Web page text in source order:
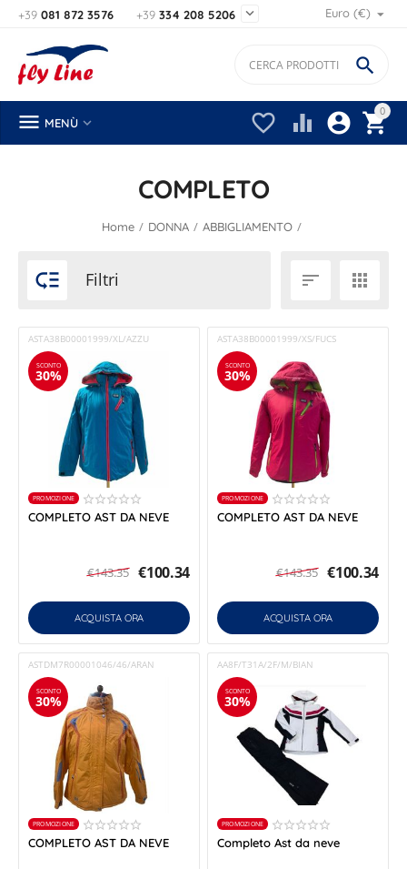
Euro (€)
+39 334 208 5206
+39 081 872 3576 
0


 

 MENÙ 
COMPLETO
Home / DONNA / ABBIGLIAMENTO /
 Filtri  
ASTA38B00001999/XL/AZZU
SCONTO
30%
PROMOZIONE
COMPLETO AST DA NEVE
€143.35 €100.34
ACQUISTA ORA
ASTA38B00001999/XS/FUCS
SCONTO
30%
PROMOZIONE
COMPLETO AST DA NEVE
€143.35 €100.34
ACQUISTA ORA
ASTDM7R00001046/46/ARAN
SCONTO
30%
PROMOZIONE
COMPLETO AST DA NEVE
AA8F/T31A/2F/M/BIAN
SCONTO
30%
PROMOZIONE
Completo Ast da neve